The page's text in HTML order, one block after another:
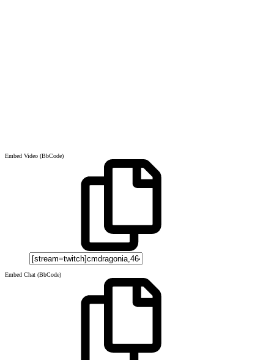
Embed Video (BbCode)
Embed Chat (BbCode)